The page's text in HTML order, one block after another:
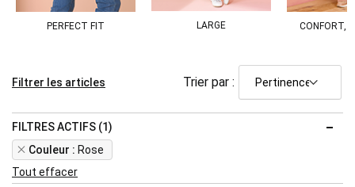
PERFECT FIT LARGE CONFORT,
Trier par :
Filtrer les articles
FILTRES ACTIFS (1)
Couleur
Rose
Remove
This
Item
Tout effacer